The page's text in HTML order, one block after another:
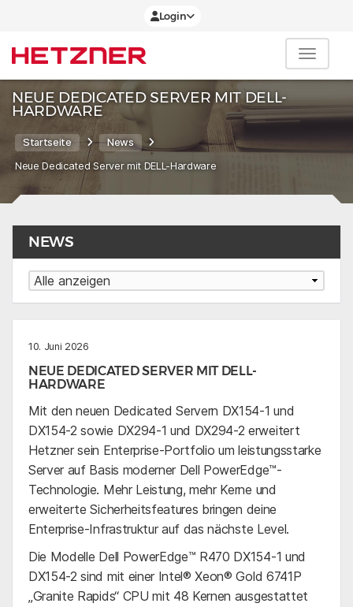
Login
NEUE DEDICATED SERVER MIT DELL-
HARDWARE
Startseite
News
Neue Dedicated Server mit DELL-Hardware
NEWS
10. Juni 2026
NEUE DEDICATED SERVER MIT DELL-
HARDWARE
Mit den neuen Dedicated Servern DX154-1 und
DX154-2 sowie DX294-1 und DX294-2 erweitert
Hetzner sein Enterprise-Portfolio um leistungsstarke
Server auf Basis moderner Dell PowerEdge™-
Technologie. Mehr Leistung, mehr Kerne und
erweiterte Sicherheitsfeatures bringen deine
Enterprise-Infrastruktur auf das nächste Level.
Die Modelle Dell PowerEdge™ R470 DX154-1 und
DX154-2 sind mit einer Intel® Xeon® Gold 6741P
„Granite Rapids“ CPU mit 48 Kernen ausgestattet